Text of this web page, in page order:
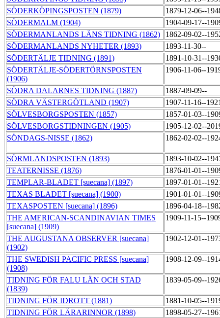
SÖDERKÖPINGSPOSTEN (1879)
1879-12-06--
SÖDERMALM (1904)
1904-09-17--
SÖDERMANLANDS LÄNS TIDNING (1862)
1862-09-02--
SÖDERMANLANDS NYHETER (1893)
1893-11-30--
SÖDERTÄLJE TIDNING (1891)
1891-10-31--
SÖDERTÄLJE-SÖDERTÖRNSPOSTEN
(1906)
1906-11-06--
SÖDRA DALARNES TIDNING (1887)
1887-09-09--
SÖDRA VÄSTERGÖTLAND (1907)
1907-11-16--
SÖLVESBORGSPOSTEN (1857)
1857-01-03--
SÖLVESBORGSTIDNINGEN (1905)
1905-12-02--
SÖNDAGS-NISSE (1862)
1862-02-02--
SÖRMLANDSPOSTEN (1893)
1893-10-02--
TEATERNISSE (1876)
1876-01-01--
TEMPLAR-BLADET [suecana] (1897)
1897-01-01--
TEXAS BLADET [suecana] (1900)
1901-01-01--
TEXASPOSTEN [suecana] (1896)
1896-04-18--
THE AMERICAN-SCANDINAVIAN TIMES
[suecana] (1909)
1909-11-15--
THE AUGUSTANA OBSERVER [suecana]
(1902)
1902-12-01--
THE SWEDISH PACIFIC PRESS [suecana]
(1908)
1908-12-09--
TIDNING FÖR FALU LÄN OCH STAD
(1839)
1839-05-09--
TIDNING FÖR IDROTT (1881)
1881-10-05--
TIDNING FÖR LÄRARINNOR (1898)
1898-05-27--